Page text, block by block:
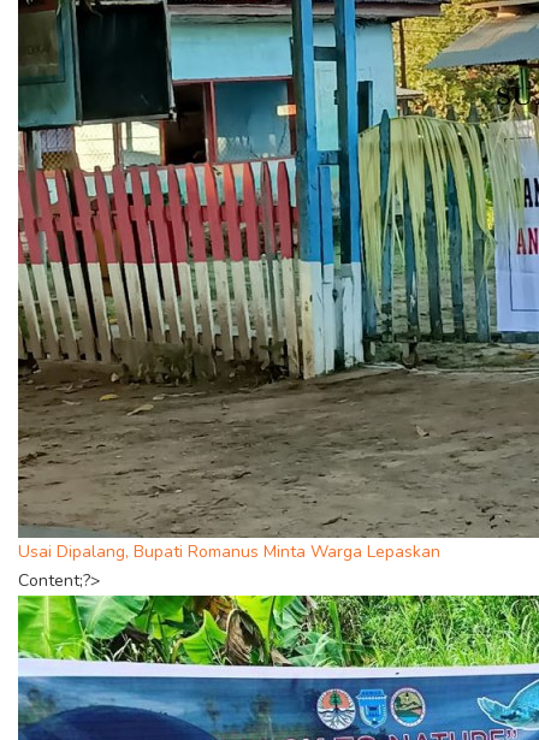
Usai Dipalang, Bupati Romanus Minta Warga Lepaskan
Content;?>